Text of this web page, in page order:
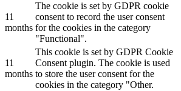
11
months
The cookie is set by GDPR cookie
consent to record the user consent
for the cookies in the category
"Functional".
11
months
This cookie is set by GDPR Cookie
Consent plugin. The cookie is used
to store the user consent for the
cookies in the category "Other.